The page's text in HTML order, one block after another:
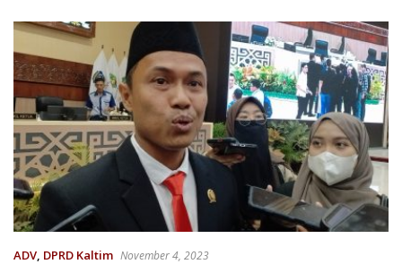
ADV, DPRD Kaltim November 4, 2023